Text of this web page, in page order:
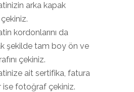
arka kapak
kordonlarını da
şekilde tam boy ön ve
çekiniz.
ait sertifika, fatura
ise fotoğraf çekiniz.